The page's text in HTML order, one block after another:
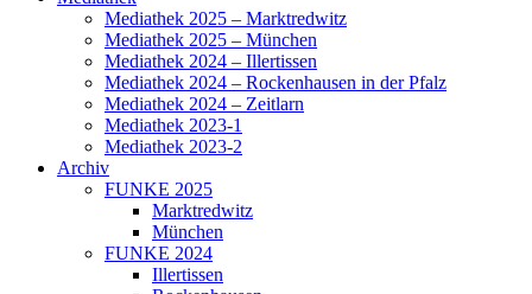
Mediathek 2025 – Marktredwitz
Mediathek 2025 – München
Mediathek 2024 – Illertissen
Mediathek 2024 – Rockenhausen in der Pfalz
Mediathek 2024 – Zeitlarn
Mediathek 2023-1
Mediathek 2023-2
Archiv
FUNKE 2025
Marktredwitz
München
FUNKE 2024
Illertissen